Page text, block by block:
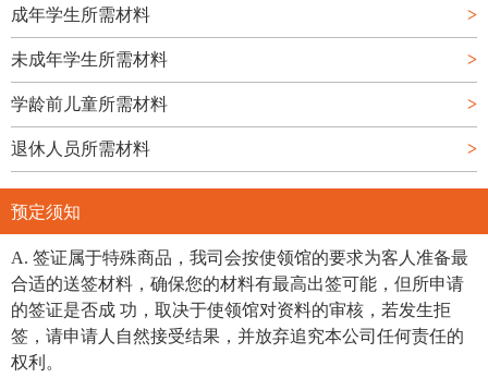
成年学生所需材料 >
未成年学生所需材料 >
学龄前儿童所需材料 >
退休人员所需材料 >
预定须知
A. 签证属于特殊商品，我司会按使领馆的要求为客人准备最
合适的送签材料，确保您的材料有最高出签可能，但所申请
的签证是否成 功，取决于使领馆对资料的审核，若发生拒
签，请申请人自然接受结果，并放弃追究本公司任何责任的
权利。